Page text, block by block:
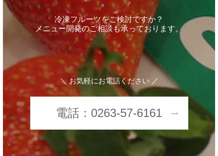
冷凍フルーツをご検討ですか？
メニュー開発のご相談も承っております。
＼ お気軽にお電話ください ／
電話：0263-57-6161